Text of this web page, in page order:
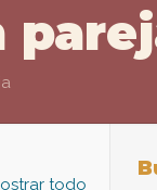
todo